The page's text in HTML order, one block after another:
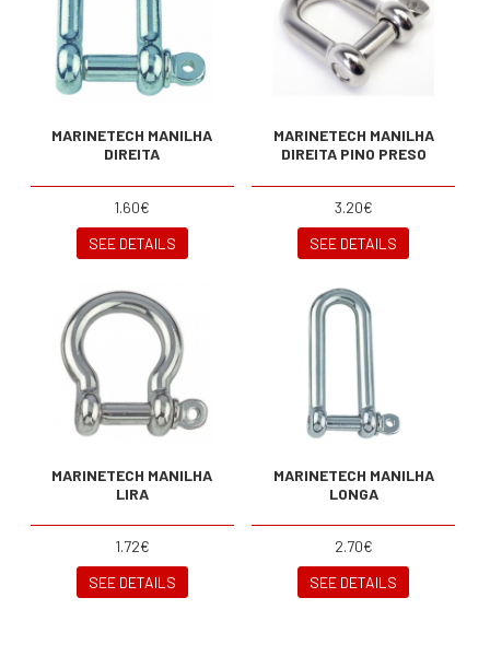
MARINETECH MANILHA
DIREITA
1.60€
SEE DETAILS
MARINETECH MANILHA
DIREITA PINO PRESO
3.20€
SEE DETAILS
MARINETECH MANILHA
LIRA
1.72€
SEE DETAILS
MARINETECH MANILHA
LONGA
2.70€
SEE DETAILS